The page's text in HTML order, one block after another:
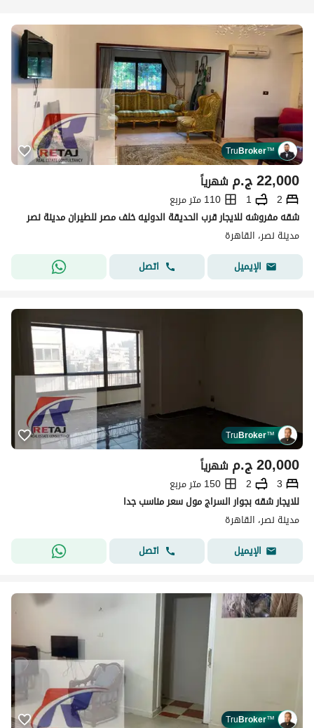
TruBroker™
ج.م22,000 شهرياً
2
1
110 متر مربع
شقه مفروشه للايجار قرب الحديقة الدوليه خلف مصر للطيران مدينة نصر
مدينة نصر، القاهرة
الإيميل
اتصل
TruBroker™
ج.م20,000 شهرياً
3
2
150 متر مربع
للايجار شقه بجوار السراج مول سعر مناسب جدا
مدينة نصر، القاهرة
الإيميل
اتصل
TruBroker™